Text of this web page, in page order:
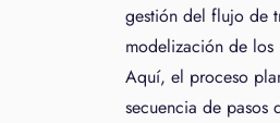
gestión del flujo de
modelización de los
Aquí, el proceso
secuencia de pasos